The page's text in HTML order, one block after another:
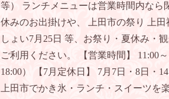
等） ランチメニューは営業時間内なら
休みのお出掛けや、 上田市の祭り 上田
しょい7月25日 等、お祭り・夏休み・
ご利用ください。 【営業時間】 11:00
18:00） 【7月定休日】 7月7日・8日・
上田市でかき氷・ランチ・スイーツを